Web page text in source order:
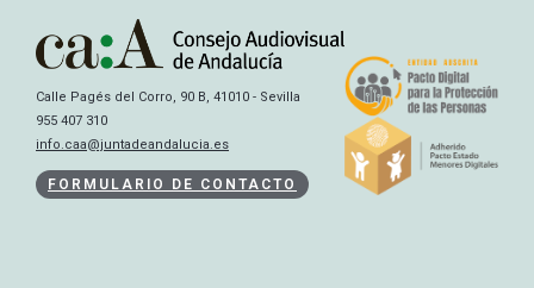
Calle Pagés del Corro, 90 B, 41010 - Sevilla
955 407 310
info.caa@juntadeandalucia.es
FORMULARIO DE CONTACTO